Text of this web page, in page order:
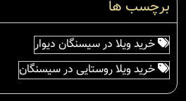
برچسب ها
خرید ویلا در سیسنگان دیوار
خرید ویلا روستایی در سیسنگان